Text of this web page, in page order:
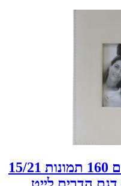
12 יחידות אלבום כיסים 160 תמונות 15/21